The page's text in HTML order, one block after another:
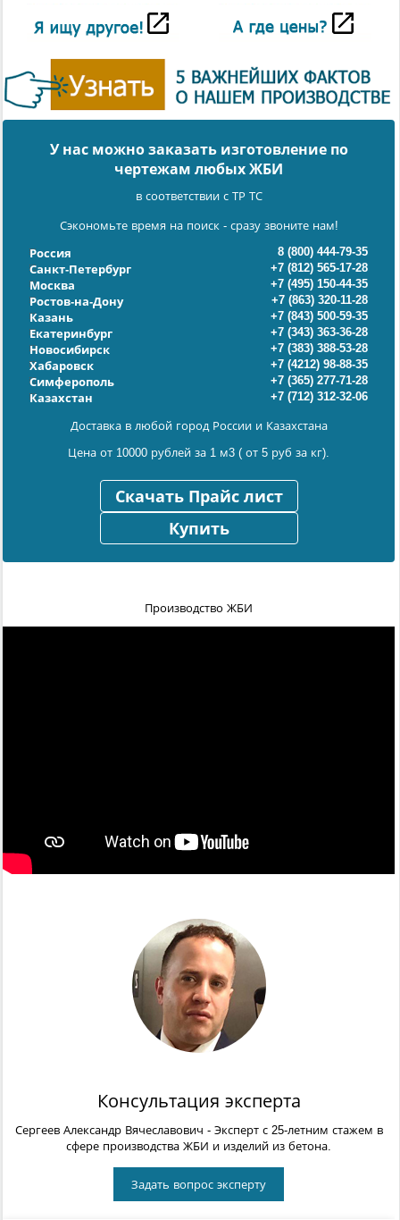
У нас можно заказать изготовление по
чертежам любых ЖБИ
в соответствии с ТР ТС
Сэкономьте время на поиск - сразу звоните нам!
Россия
8 (800) 444-79-35
Санкт-Петербург
+7 (812) 565-17-28
Москва
+7 (495) 150-44-35
Ростов-на-Дону
+7 (863) 320-11-28
Казань
+7 (843) 500-59-35
Екатеринбург
+7 (343) 363-36-28
Новосибирск
+7 (383) 388-53-28
Хабаровск
+7 (4212) 98-88-35
Симферополь
+7 (365) 277-71-28
Казахстан
+7 (712) 312-32-06
Доставка в любой город России и Казахстана
Цена от 10000 рублей за 1 м3 ( от 5 руб за кг).
Скачать Прайс лист
Купить
Производство ЖБИ
Консультация эксперта
Сергеев Александр Вячеславович - Эксперт с 25-летним стажем в
сфере производства ЖБИ и изделий из бетона.
Задать вопрос эксперту